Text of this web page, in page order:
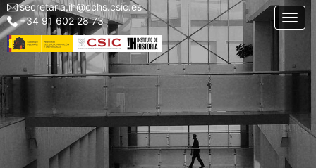
Pasar
al
contenido
Menu
top
left
secretaria.ih@cchs.csic.es
+34 91 602 28 73